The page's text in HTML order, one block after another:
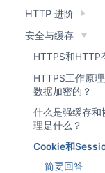
HTTP 进阶
安全与缓存
HTTPS和HTTP
HTTPS工作原
数据加密的？
什么是强缓存和
理是什么？
Cookie和
简要回答